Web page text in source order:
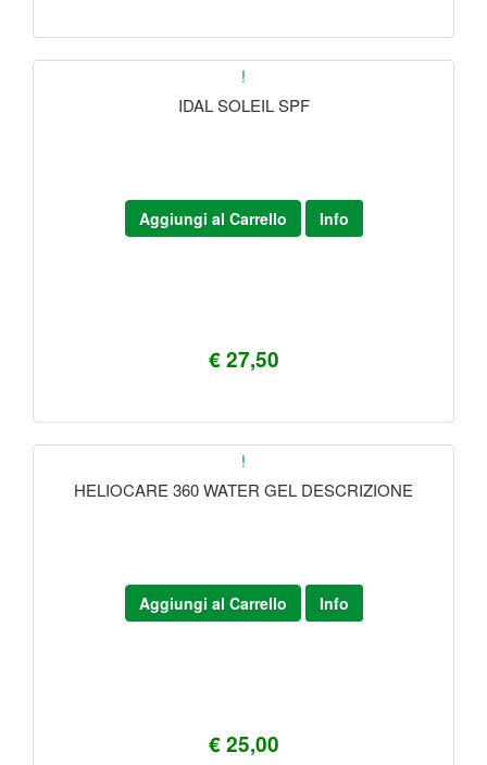
!
IDAL SOLEIL SPF
€ 27,50
Aggiungi al Carrello Info
!
HELIOCARE 360 WATER GEL DESCRIZIONE
€ 25,00
Aggiungi al Carrello Info